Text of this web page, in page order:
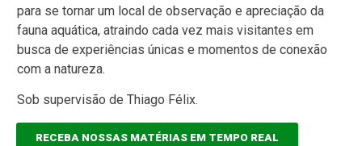
para se tornar um local de observação e apreciação da
fauna aquática, atraindo cada vez mais visitantes em
busca de experiências únicas e momentos de conexão
com a natureza.
Sob supervisão de Thiago Félix.
RECEBA NOSSAS MATÉRIAS EM TEMPO REAL